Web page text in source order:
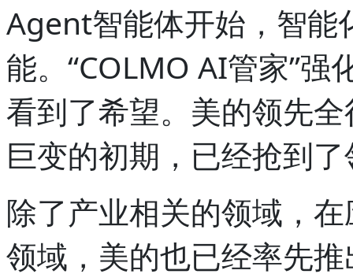
Agent智能体开始，智能
能。“COLMO AI管家”
看到了希望。美的领先
巨变的初期，已经抢到
除了产业相关的领域，
领域，美的也已经率先